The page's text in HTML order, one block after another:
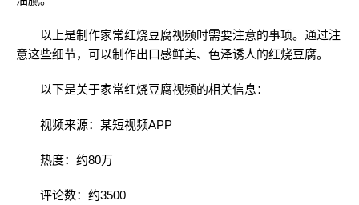
以上是制作家常红烧豆腐视频时需要注意的事项。通过注
意这些细节，可以制作出口感鲜美、色泽诱人的红烧豆腐。
以下是关于家常红烧豆腐视频的相关信息：
视频来源：某短视频APP
热度：约80万
评论数：约3500